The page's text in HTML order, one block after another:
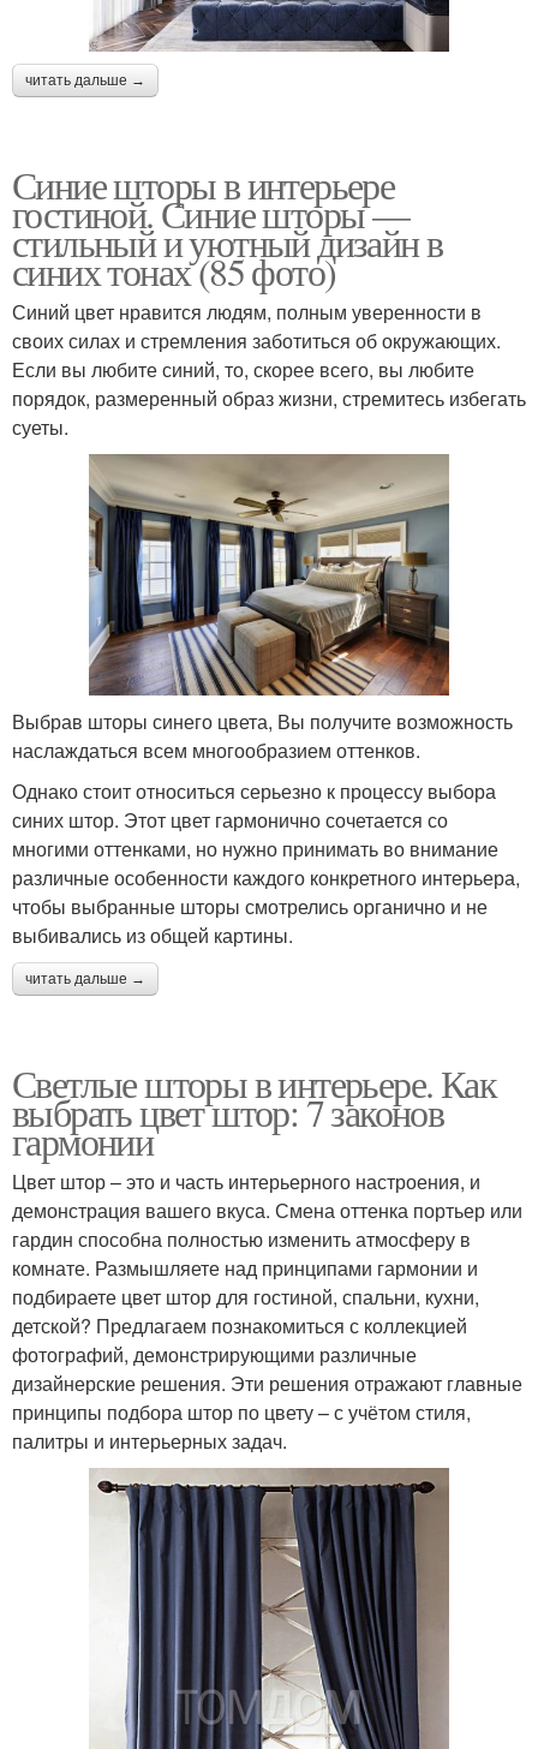
читать дальше →
Синие шторы в интерьере
гостиной. Синие шторы —
стильный и уютный дизайн в
синих тонах (85 фото)
Синий цвет нравится людям, полным уверенности в
своих силах и стремления заботиться об окружающих.
Если вы любите синий, то, скорее всего, вы любите
порядок, размеренный образ жизни, стремитесь избегать
суеты.
Выбрав шторы синего цвета, Вы получите возможность
наслаждаться всем многообразием оттенков.
Однако стоит относиться серьезно к процессу выбора
синих штор. Этот цвет гармонично сочетается со
многими оттенками, но нужно принимать во внимание
различные особенности каждого конкретного интерьера,
чтобы выбранные шторы смотрелись органично и не
выбивались из общей картины.
читать дальше →
Светлые шторы в интерьере. Как
выбрать цвет штор: 7 законов
гармонии
Цвет штор – это и часть интерьерного настроения, и
демонстрация вашего вкуса. Смена оттенка портьер или
гардин способна полностью изменить атмосферу в
комнате. Размышляете над принципами гармонии и
подбираете цвет штор для гостиной, спальни, кухни,
детской? Предлагаем познакомиться с коллекцией
фотографий, демонстрирующими различные
дизайнерские решения. Эти решения отражают главные
принципы подбора штор по цвету – с учётом стиля,
палитры и интерьерных задач.